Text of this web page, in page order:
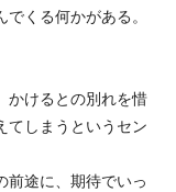
くる何かがある。
かけるとの別れを惜
てしまうというセン
前途に、期待でいっ